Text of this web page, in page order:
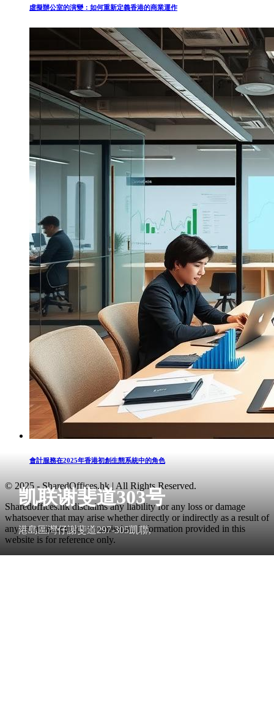
凯联谢斐道303号
港島區灣仔謝斐道297-305凱聯,
虛擬辦公室的演變：如何重新定義香港的商業運作
會計服務在2025年香港初創生態系統中的角色
© 2025 - SharedOffices.hk | All Rights Reserved.
Sharedoffices.hk disclaims any liability for any loss or damage
whatsoever that may arise whether directly or indirectly as a result of
any error, inaccuracy or omission. Information provided in this
website is for reference only.